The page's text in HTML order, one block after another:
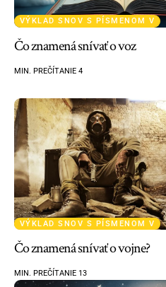
VÝKLAD SNOV S PÍSMENOM V
Čo znamená snívať o voz
MIN. PREČÍTANIE 4
VÝKLAD SNOV S PÍSMENOM V
Čo znamená snívať o vojne?
MIN. PREČÍTANIE 13